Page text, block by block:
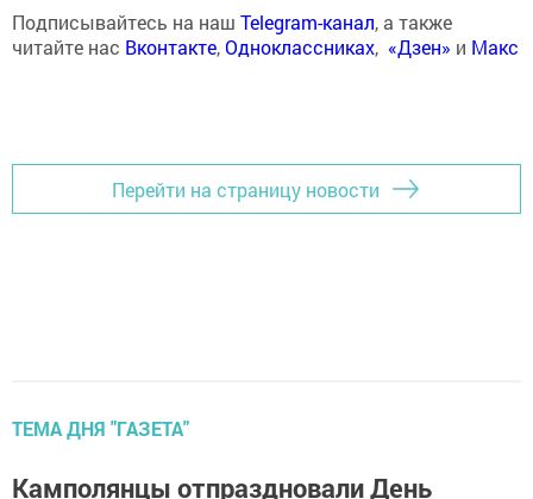
Подписывайтесь на наш Telegram-канал, а также
читайте нас Вконтакте,Одноклассниках, «Дзен» и Макс
Перейти на страницу новости
ТЕМА ДНЯ "ГАЗЕТА"
Камполянцы отпраздновали День